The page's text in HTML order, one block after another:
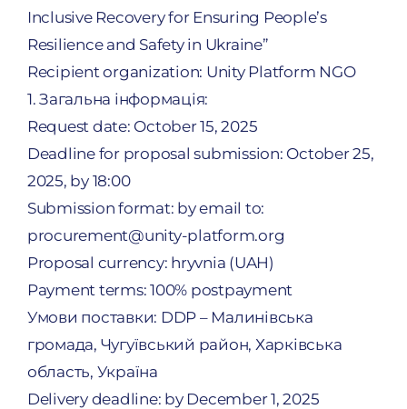
Inclusive Recovery for Ensuring People’s
Resilience and Safety in Ukraine”
Recipient organization: Unity Platform NGO
1. Загальна інформація:
Request date: October 15, 2025
Deadline for proposal submission: October 25,
2025, by 18:00
Submission format: by email to:
procurement@unity-platform.org
Proposal currency: hryvnia (UAH)
Payment terms: 100% postpayment
Умови поставки: DDP – Малинівська
громада, Чугуївський район, Харківська
область, Україна
Delivery deadline: by December 1, 2025